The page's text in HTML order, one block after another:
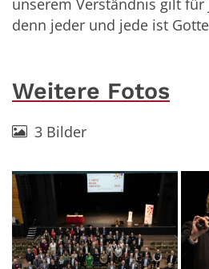
unserem Verständnis gilt für
denn jeder und jede ist
Weitere Fotos
3 Bilder